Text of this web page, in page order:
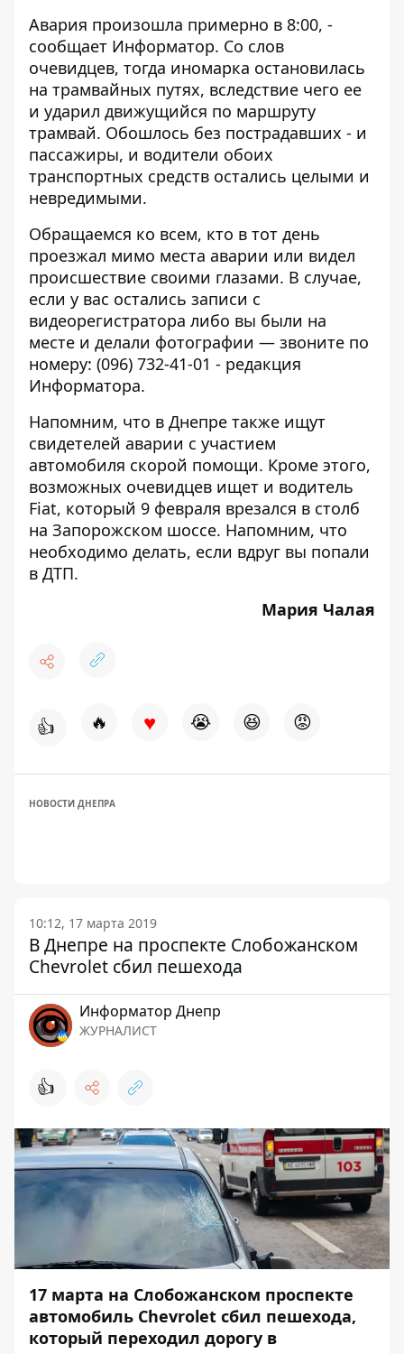
Авария произошла примерно в 8:00, -
сообщает Информатор. Со слов
очевидцев, тогда иномарка остановилась
на трамвайных путях, вследствие чего ее
и ударил движущийся по маршруту
трамвай. Обошлось без пострадавших - и
пассажиры, и водители обоих
транспортных средств остались целыми и
невредимыми.
Обращаемся ко всем, кто в тот день
проезжал мимо места аварии или видел
происшествие своими глазами. В случае,
если у вас остались записи с
видеорегистратора либо вы были на
месте и делали фотографии — звоните по
номеру: (096) 732-41-01 - редакция
Информатора.
Напомним, что в Днепре также ищут
свидетелей аварии с участием
автомобиля скорой помощи. Кроме этого,
возможных очевидцев ищет и водитель
Fiat, который 9 февраля врезался в столб
на Запорожском шоссе. Напомним, что
необходимо делать, если вдруг вы попали
в ДТП.
Мария Чалая
👍 🔥 ♥ 😭 😆 😡
НОВОСТИ ДНЕПРА
10:12, 17 марта 2019
В Днепре на проспекте Слобожанском
Chevrolet сбил пешехода
Информатор Днепр
ЖУРНАЛИСТ
👍
17 марта на Слобожанском проспекте
автомобиль Chevrolet сбил пешехода,
который переходил дорогу в